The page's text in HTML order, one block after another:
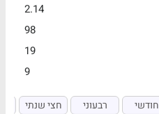
2.14
98
19
9
חודשי רבעוני חצי שנתי